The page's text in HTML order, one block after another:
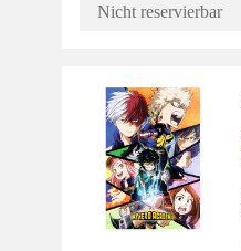
Nicht reservierbar